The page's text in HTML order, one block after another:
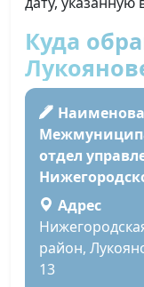
Куда
отдел
Адрес
район,
13